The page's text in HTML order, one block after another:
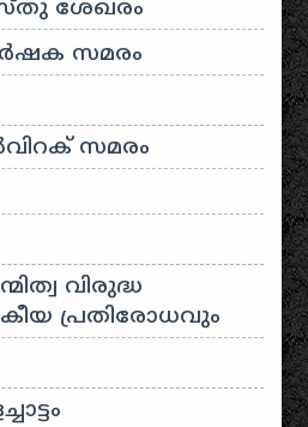
ശേഖരം
സമരം
സമരം
വിരുദ്ധ
പ്രതിരോധവും